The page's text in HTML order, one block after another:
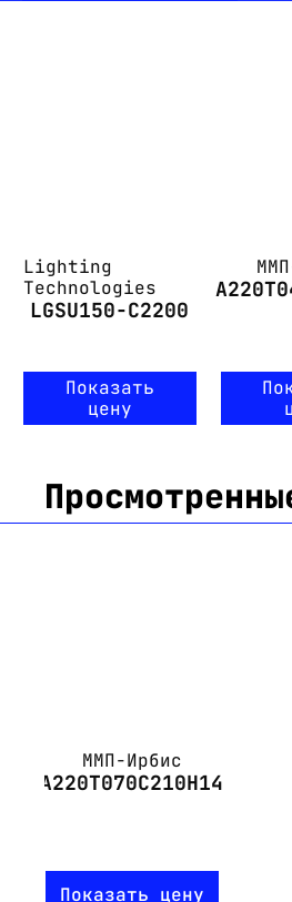
Lighting
Technologies
LGSU150-C2200
Показать
цену
ММП-Ирбис
А220Т070С210Н14
Показать цену